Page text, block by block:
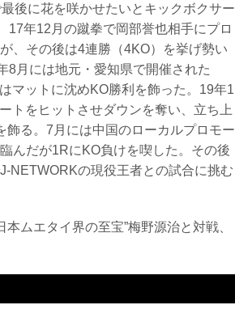
後に花を咲かせたいとキックボクサー
17年12月の蹴拳で岡部誉也相手にプロ
、その後は4連勝（4KO）を挙げ勢い
8月には地元・愛知県で開催された
マットに沈めKO勝利を飾った。19年1
トをヒットさせダウンを奪い、立ち上
る。7月には中国のローカルプロモー
んだが1RにKO負けを喫した。その後
NETWORKの現役王者との試合に挑む
ムエタイ界の至宝”梅野源治と対戦、